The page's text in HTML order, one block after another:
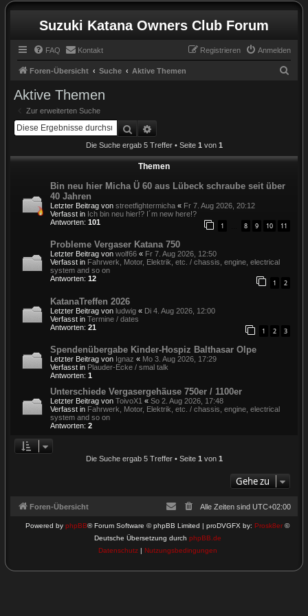
Suzuki Katana Owners Club Forum
FAQ Kontakt Anmelden
Registrieren
Foren-Übersicht Suche Aktive Themen
Aktive Themen
Zur erweiterten Suche
Suche
Die Suche ergab 5 Treffer • Seite 1 von 1
Themen
Bin neu hier Micha Ü 60 aus Lübeck schraube seit über
40 Jahren
Letzter Beitrag von streetfightermicha « Fr 7. Aug 2026, 20:12
Verfasst in Ich bin neu hier!? I´m new here!?
Antworten: 101 1 8 9 10 11
Probleme Vergaser Katana 750
Letzter Beitrag von wolf66 « Fr 7. Aug 2026, 12:50
Verfasst in Fahrwerk, Motor, Elektrik, etc. / chassis, engine, electrical
system and so on
Antworten: 12 1 2
KatanaTreffen 2026
Letzter Beitrag von ludwig « Di 4. Aug 2026, 12:00
Verfasst in Termine / dates
Antworten: 21 1 2 3
Spendenübergabe Kinder-Hospiz Balthasar Olpe
Letzter Beitrag von Ignaz « Mo 3. Aug 2026, 17:29
Verfasst in Plauder-Ecke / smal talk
Antworten: 1
Unterschiede Vergasergehäuse 750er / 1100er
Letzter Beitrag von ToivoX1 « So 2. Aug 2026, 17:48
Verfasst in Fahrwerk, Motor, Elektrik, etc. / chassis, engine, electrical
system and so on
Antworten: 2
Die Suche ergab 5 Treffer • Seite 1von 1
Gehe zu
Foren-Übersicht Alle Zeiten sind UTC+02:00
Powered by phpBB® Forum Software © phpBB Limited | proDVGFX by: Prosk8er ©
Deutsche Übersetzung durch phpBB.de
Datenschutz| Nutzungsbedingungen